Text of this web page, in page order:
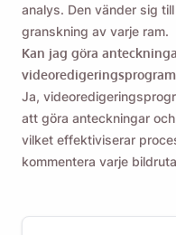
analys. Den vänder sig
granskning av varje ram.
Kan jag göra
Ja,
att göra anteckningar
vilket effektiviserar
kommentera varje